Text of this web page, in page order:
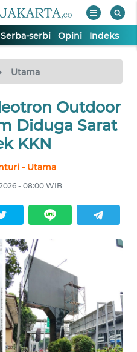
Serba-serbi Opini Indeks
Utama
Outdoor
Diduga Sarat
KKN
- Utama
- 08:00 WIB